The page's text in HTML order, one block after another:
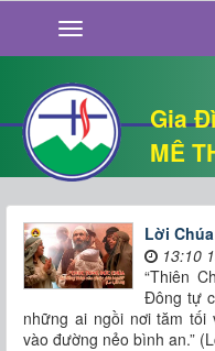
Gia
MÊ
GIỚI THIỆU
TIN TỨC
SỐNG ĐẠO
CHUYỆN NHÀ
QUÁN VĂN
THƯ GIÃNLời
13:10
“Thiên
Đông tự
những ai ngồi nơi tăm
vào đường nẻo bình an.”